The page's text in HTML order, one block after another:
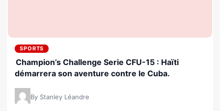
SPORTS
Champion’s Challenge Serie CFU-15 : Haïti
démarrera son aventure contre le Cuba.
By Stanley Léandre